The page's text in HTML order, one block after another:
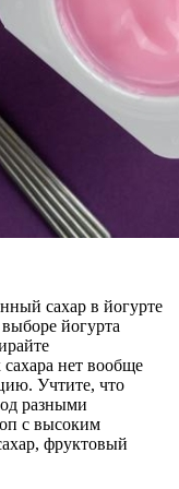
сахар в йогурте
йогурта
нет вообще
Учтите, что
разными
с высоким
фруктовый